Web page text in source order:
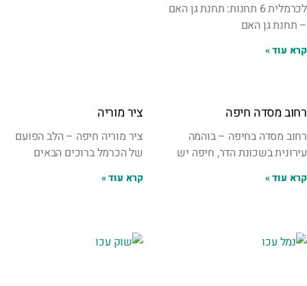
לכרמלית 6 תחנות: תחנת גן האם
– תחנת גן האם
קרא עוד »
רחוב מסדה חיפה
רחוב מסדה בחיפה – בוהמה
עירונית בשכונת הדר, חיפה יש
קרא עוד »
ציר מוריה
ציר מוריה חיפה – הלב הפועם
של הכרמל ברוכים הבאים
קרא עוד »